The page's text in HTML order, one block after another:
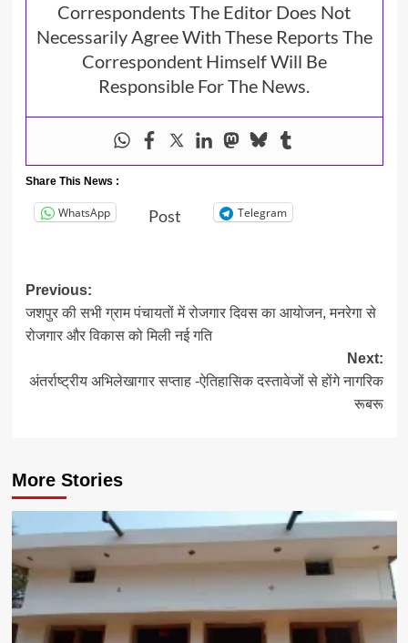
Correspondents The Editor Does Not
Necessarily Agree With These Reports The
Correspondent Himself Will Be
Responsible For The News.
Share This News :
WhatsApp Post Telegram
Post
navigation
Previous:
जशपुर की सभी ग्राम पंचायतों में रोजगार दिवस का आयोजन, मनरेगा से
रोजगार और विकास को मिली नई गति
Next:
अंतर्राष्ट्रीय अभिलेखागार सप्ताह -ऐतिहासिक दस्तावेजों से होंगे नागरिक
रूबरू
More Stories